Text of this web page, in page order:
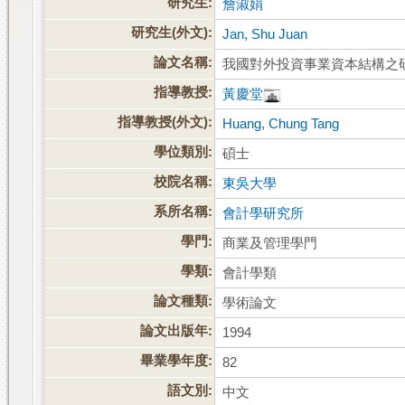
詹淑娟
研究生(外文):
Jan, Shu Juan
論文名稱:
我國對外投資事業資本結構之
指導教授:
黃慶堂
指導教授(外文):
Huang, Chung Tang
學位類別:
碩士
校院名稱:
東吳大學
系所名稱:
會計學研究所
學門:
商業及管理學門
學類:
會計學類
論文種類:
學術論文
論文出版年:
1994
畢業學年度:
82
語文別:
中文